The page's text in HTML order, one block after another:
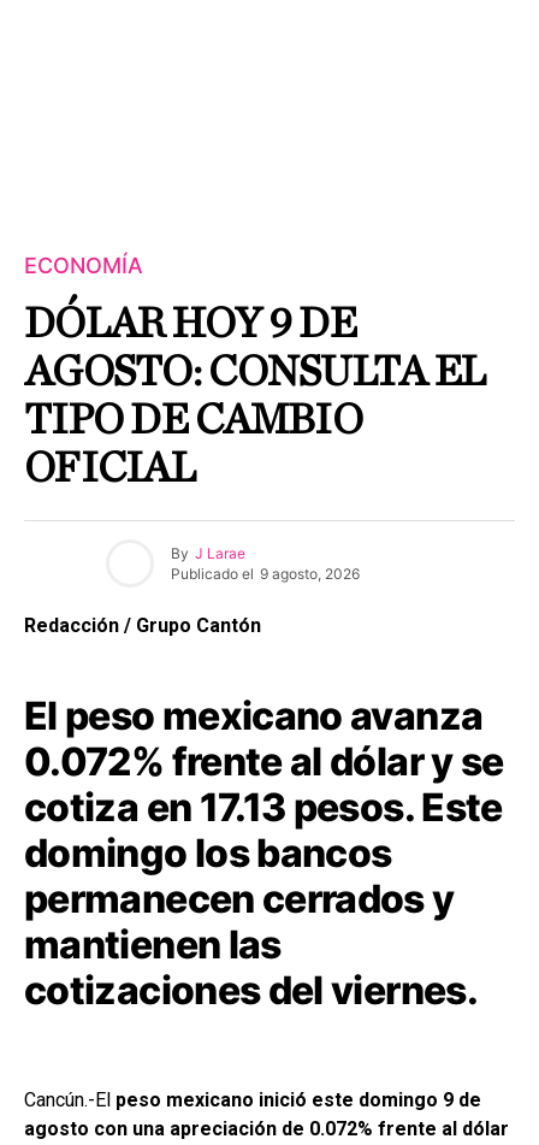
ECONOMÍA
DÓLAR HOY 9 DE
AGOSTO: CONSULTA EL
TIPO DE CAMBIO
OFICIAL
By J Larae
Publicado el 9 agosto, 2026
Redacción / Grupo Cantón
El peso mexicano avanza
0.072% frente al dólar y se
cotiza en 17.13 pesos. Este
domingo los bancos
permanecen cerrados y
mantienen las
cotizaciones del viernes.
Cancún.-El peso mexicano inició este domingo 9 de
agosto con una apreciación de 0.072% frente al dólar